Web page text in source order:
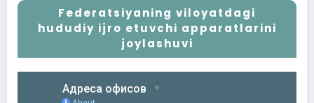
Federatsiyaning viloyatdagi
hududiy ijro etuvchi apparatlarini
joylashuvi